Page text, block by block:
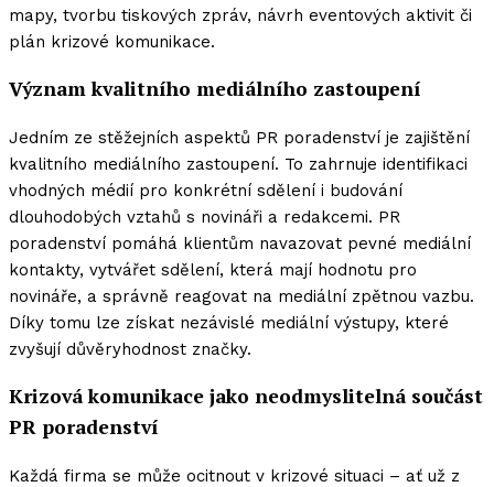
mapy, tvorbu tiskových zpráv, návrh eventových aktivit či
plán krizové komunikace.
Význam kvalitního mediálního zastoupení
Jedním ze stěžejních aspektů PR poradenství je zajištění
kvalitního mediálního zastoupení. To zahrnuje identifikaci
vhodných médií pro konkrétní sdělení i budování
dlouhodobých vztahů s novináři a redakcemi. PR
poradenství pomáhá klientům navazovat pevné mediální
kontakty, vytvářet sdělení, která mají hodnotu pro
novináře, a správně reagovat na mediální zpětnou vazbu.
Díky tomu lze získat nezávislé mediální výstupy, které
zvyšují důvěryhodnost značky.
Krizová komunikace jako neodmyslitelná součást
PR poradenství
Každá firma se může ocitnout v krizové situaci – ať už z